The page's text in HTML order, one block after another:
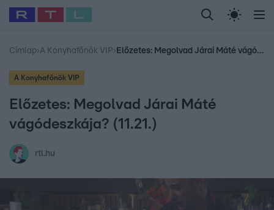
Legfrissebb RTL Híradó Randi Celeb vagyok,
Babits Marcella Most Wanted Gallusz
Címlap›A Konyhafőnök VIP› Előzetes: Megolvad Járai Máté vágódeszkája? (11.21.)
A Konyhafőnök VIP
Előzetes: Megolvad Járai Máté
vágódeszkája? (11.21.)
rtl.hu